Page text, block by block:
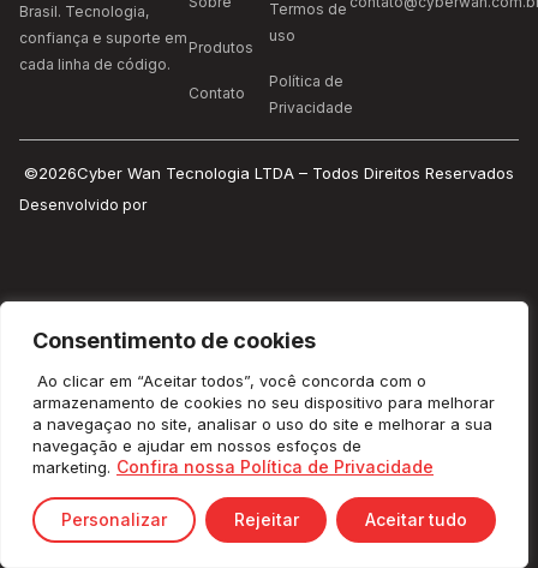
Consentimento de cookies
Ao clicar em “Aceitar todos”, você concorda com o
armazenamento de cookies no seu dispositivo para melhorar
a navegaçao no site, analisar o uso do site e melhorar a sua
navegação e ajudar em nossos esfoços de
marketing. Confira nossa Política de Privacidade
Personalizar Rejeitar Aceitar tudo
Brasil. Tecnologia,
confiança e suporte em
cada linha de código.
Produtos
Contato
Termos de
uso
Política de
Privacidade
©2026Cyber Wan Tecnologia LTDA – Todos Direitos Reservados
Desenvolvido por